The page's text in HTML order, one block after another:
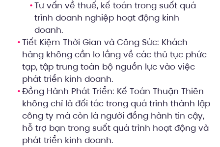
Tư vấn về thuế, kế toán trong suốt quá
trình doanh nghiệp hoạt động kinh
doanh.
Tiết Kiệm Thời Gian và Công Sức: Khách
hàng không cần lo lắng về các thủ tục phức
tạp, tập trung toàn bộ nguồn lực vào việc
phát triển kinh doanh.
Đồng Hành Phát Triển: Kế Toán Thuận Thiên
không chỉ là đối tác trong quá trình thành lập
công ty mà còn là người đồng hành tin cậy,
hỗ trợ bạn trong suốt quá trình hoạt động và
phát triển kinh doanh.